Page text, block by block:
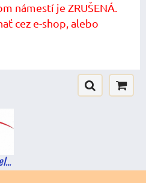
námestí je ZRUŠENÁ.
cez e-shop, alebo